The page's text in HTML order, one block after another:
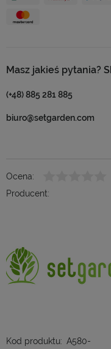
Masz jakieś pytania?
(+48) 885 281 885
biuro@setgarden.com
Ocena:
Producent:
Kod produktu: A580-